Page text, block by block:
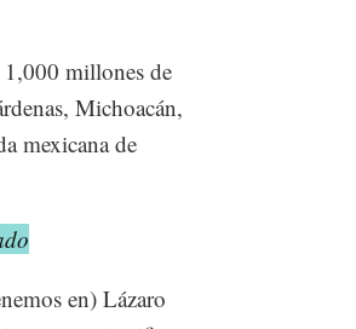
millones de
Michoacán,
mexicana de
en) Lázaro